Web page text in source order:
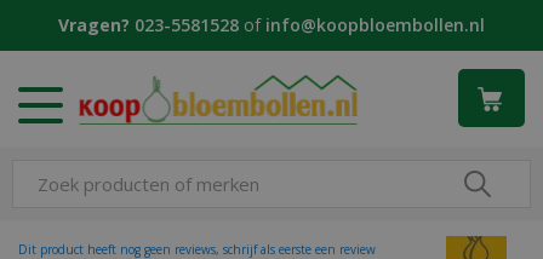
Vragen? 023-5581528 of info@koopbloembollen.nl
Dit product heeft nog geen reviews, schrijf als eerste een review